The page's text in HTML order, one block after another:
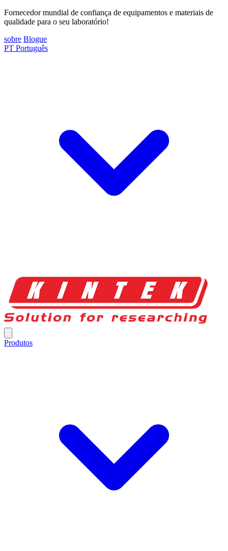
Fornecedor mundial de confiança de equipamentos e materiais de
qualidade para o seu laboratório!
sobre Blogue
PT Português
Produtos